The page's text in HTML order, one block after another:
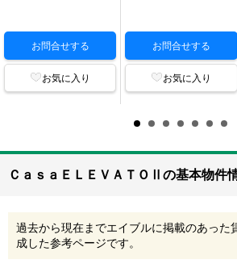
お問合せする
お気に入り
お問合せする
お気に入り
ＣａｓａＥＬＥＶＡＴＯⅡの基本物件
過去から現在までエイブルに掲載のあった
成した参考ページです。